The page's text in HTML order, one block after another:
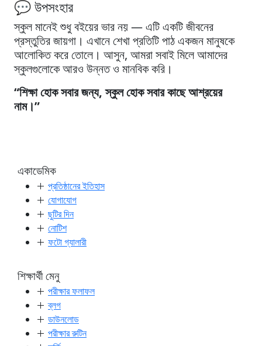
💬 উপসংহার
স্কুল মানেই শুধু বইয়ের ভার নয় — এটি একটি জীবনের
প্রস্তুতির জায়গা। এখানে শেখা প্রতিটি পাঠ একজন মানুষকে
আলোকিত করে তোলে। আসুন, আমরা সবাই মিলে আমাদের
স্কুলগুলোকে আরও উন্নত ও মানবিক করি।
“শিক্ষা হোক সবার জন্য, স্কুল হোক সবার কাছে আশ্রয়ের
নাম।”
একাডেমিক
প্রতিষ্ঠানের ইতিহাস
যোগাযোগ
ছুটির দিন
নোটিশ
ফটো গ্যালারী
শিক্ষার্থী মেনু
পরীক্ষার ফলাফল
ব্লগ
ডাউনলোড
পরীক্ষার রুটিন